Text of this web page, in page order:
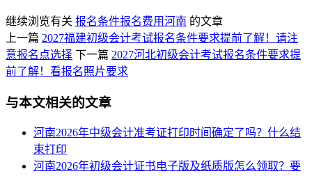
继续浏览有关 报名条件报名费用河南 的文章
上一篇 2027福建初级会计考试报名条件要求提前了解！请注
意报名点选择 下一篇 2027河北初级会计考试报名条件要求提
前了解！看报名照片要求
与本文相关的文章
河南2026年中级会计准考证打印时间确定了吗？什么结
束打印
河南2026年初级会计证书电子版及纸质版怎么领取？要